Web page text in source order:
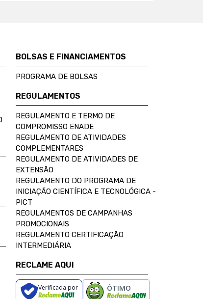
BOLSAS E FINANCIAMENTOS
PROGRAMA DE BOLSAS
REGULAMENTOS
REGULAMENTO E TERMO DE
COMPROMISSO ENADE
REGULAMENTO DE ATIVIDADES
COMPLEMENTARES
REGULAMENTO DE ATIVIDADES DE
EXTENSÃO
REGULAMENTO DO PROGRAMA DE
INICIAÇÃO CIENTÍFICA E TECNOLÓGICA -
PICT
REGULAMENTOS DE CAMPANHAS
PROMOCIONAIS
REGULAMENTO CERTIFICAÇÃO
INTERMEDIÁRIA
RECLAME AQUI
Verificada por ÓTIMO